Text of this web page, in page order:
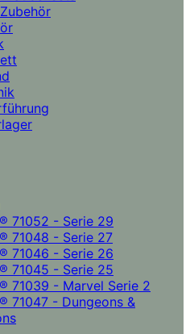
71052 - Serie 29
71048 - Serie 27
71046 - Serie 26
71045 - Serie 25
71039 - Marvel Serie 2
71047 - Dungeons &